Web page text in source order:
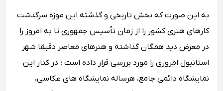
به این صورت که بخش تاریخی و گذشته این موزه سرگذشت
کارهای هنری کشور را از زمان تأسیس جمهوری تا به امروز را
در معرض دید همگان گذاشته و هنرهای معاصر دقیقا شهر
استانبول امروزی را مورد بررسی قرار داده است ؛ در کنار این
نمایشگاه دائمی جامع، هرساله نمایشگاه‌ های عکاسی،